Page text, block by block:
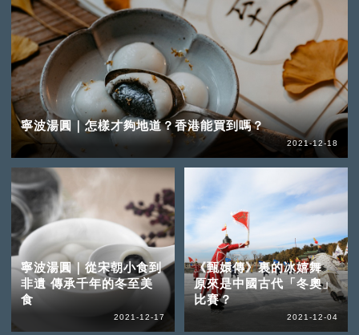
寧波湯圓｜怎樣才夠地道？香港能買到嗎？
2021-12-18
寧波湯圓｜從宋朝小食到
非遺 傳承千年的冬至美
食
2021-12-17
《甄嬛傳》裏的冰嬉舞
原來是中國古代「冬奧」
比賽？
2021-12-04